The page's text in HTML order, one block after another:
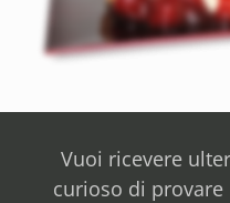
Vuoi ricevere
curioso di provare